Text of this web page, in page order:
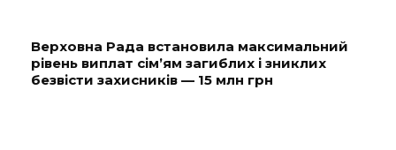
Верховна Рада встановила максимальний
рівень виплат сім’ям загиблих і зниклих
безвісти захисників — 15 млн грн